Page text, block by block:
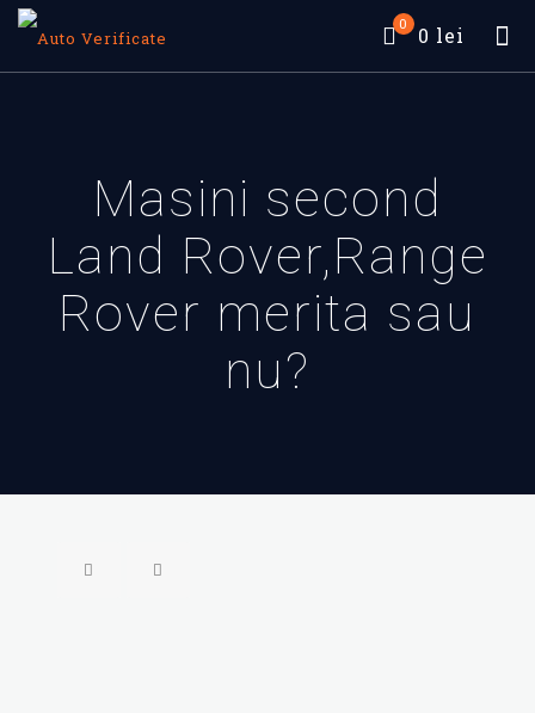
0 0 lei
Masini second
Land Rover,Range
Rover merita sau
nu?